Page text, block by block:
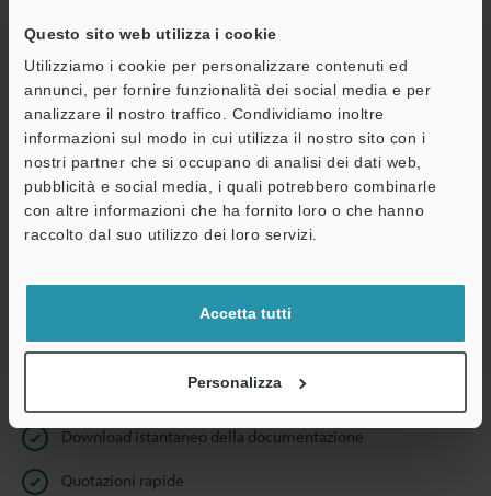
Questo sito web utilizza i cookie
Utilizziamo i cookie per personalizzare contenuti ed
annunci, per fornire funzionalità dei social media e per
analizzare il nostro traffico. Condividiamo inoltre
informazioni sul modo in cui utilizza il nostro sito con i
nostri partner che si occupano di analisi dei dati web,
pubblicità e social media, i quali potrebbero combinarle
con altre informazioni che ha fornito loro o che hanno
raccolto dal suo utilizzo dei loro servizi.
Accetta tutti
Personalizza
Indirizzo e-mail(obbligatorio)
Continua
mai condivise.
Dichiarazione sulla privacy
Download istantaneo della documentazione
Quotazioni rapide